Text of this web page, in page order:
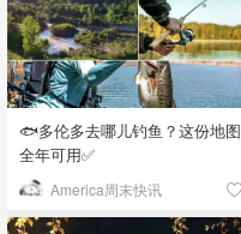
🐟多伦多去哪儿钓鱼？这份地图
全年可用✅
America周末快讯